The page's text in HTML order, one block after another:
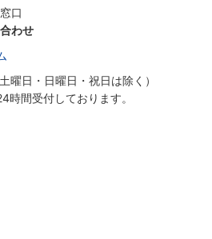
口
わせ
日・日曜日・祝日は除く）
時間受付しております。